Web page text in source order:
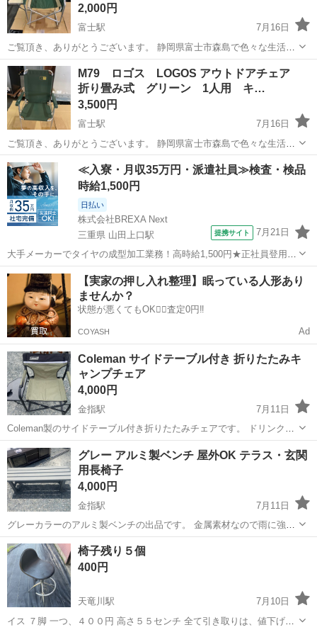
2,000円
富士駅
7月16日
ご覧頂き、ありがとうございます。 静岡県富士市森島で色々な生活家
具を販売しております。 まとめてご購入して頂ければ、お値引きさせ
ていただきます！ 商品説明 品番A10108 テーブル付アルミディレクタ
ーチェアー やや...
静岡 富士市
M79 ロゴス LOGOS アウトドアチェア
折り畳み式 グリーン 1人用 キ…
3,500円
富士駅
7月16日
ご覧頂き、ありがとうございます。 静岡県富士市森島で色々な生活家
具を販売しております。 まとめてご購入して頂ければ、お値引きさせ
ていただきます！ 商品説明 中古品ですので、 使用感がございます。
管理番号 ★...
静岡 富士市 富士駅 椅子 アウトドア用品
≪入寮・月収35万円・派遣社員≫検査・検品
時給1,500円
日払い
株式会社BREXA Next
三重県 山田上口駅
提携サイト 7月21日
大手メーカーでタイヤの成型加工業務！高時給1,500円★正社員登用制
度あり！ワンルーム寮完備！マイカー通勤OK！無料駐車場あり！《三
重県伊勢市》 人気の工場のお仕事 ◇タイヤの製造◇ トラック・バ
ス・RV車用を中心とした...
三重 伊勢市 山田上口駅 その他
【実家の押し入れ整理】眠っている人形あり
ませんか？
状態が悪くてもOK🙆‍♀️査定0円‼️
COYASH Ad
Coleman サイドテーブル付き 折りたたみキ
ャンプチェア
4,000円
金指駅
7月11日
Coleman製のサイドテーブル付き折りたたみチェアです。 ドリンクホ
ルダー付きのサイドテーブルが付属し、キャンプやアウトドア、ベラ
ンダでのくつろぎ時間に最適です。 軽量でコンパクトに収納可能、持
ち運びに便利です。 直接引...
静岡 浜松市 椅子 サイドテーブル
グレー アルミ製ベンチ 屋外OK テラス・玄関
用長椅子
4,000円
金指駅
7月11日
グレーカラーのアルミ製ベンチの出品です。 金属素材なので雨に強
く、錆びにくい特徴があり、バルコニー、テラス、玄関など屋外でも
安心して使用できます。 天板は4枚の板仕様、フレームが頑丈で座っ
静岡 浜松市 金指駅 椅子
椅子残り５個
400円
天竜川駅
7月10日
イス ７脚 一つ、４００円 高さ５５センチ 全て引き取りは、値下げし